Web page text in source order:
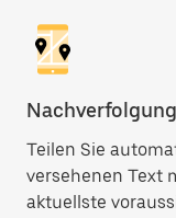
Teilen Sie
versehenen Text
aktuellste